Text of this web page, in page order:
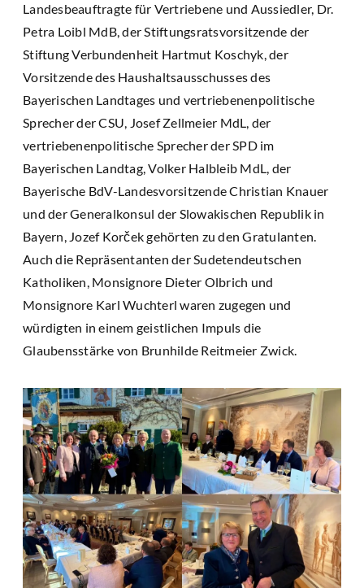
Landesbeauftragte für Vertriebene und Aussiedler, Dr.
Petra Loibl MdB, der Stiftungsratsvorsitzende der
Stiftung Verbundenheit Hartmut Koschyk, der
Vorsitzende des Haushaltsausschusses des
Bayerischen Landtages und vertriebenenpolitische
Sprecher der CSU, Josef Zellmeier MdL, der
vertriebenenpolitische Sprecher der SPD im
Bayerischen Landtag, Volker Halbleib MdL, der
Bayerische BdV-Landesvorsitzende Christian Knauer
und der Generalkonsul der Slowakischen Republik in
Bayern, Jozef Korček gehörten zu den Gratulanten.
Auch die Repräsentanten der Sudetendeutschen
Katholiken, Monsignore Dieter Olbrich und
Monsignore Karl Wuchterl waren zugegen und
würdigten in einem geistlichen Impuls die
Glaubensstärke von Brunhilde Reitmeier Zwick.